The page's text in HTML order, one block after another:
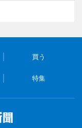
買う
特集